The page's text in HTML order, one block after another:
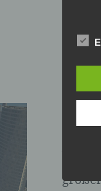
Auf
Mit
jede
trotz